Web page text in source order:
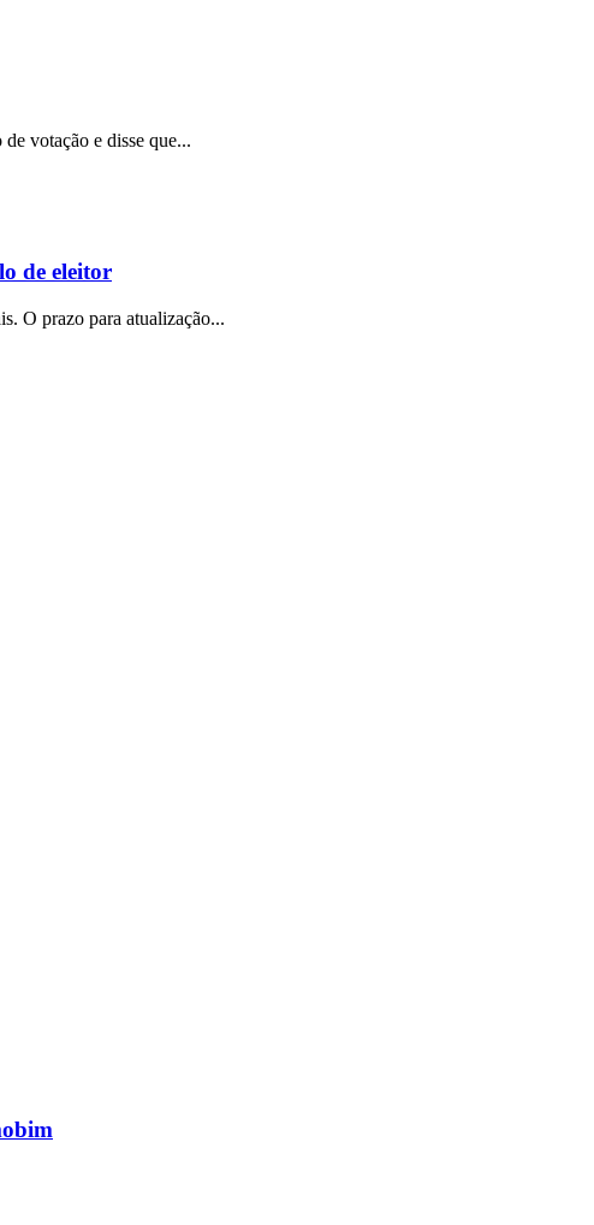
votação e disse que...
de eleitor
O prazo para atualização...